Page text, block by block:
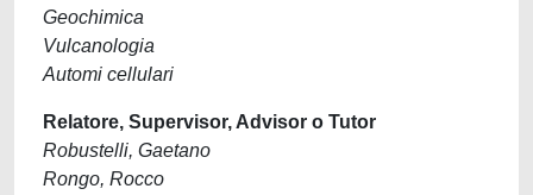
Geochimica
Vulcanologia
Automi cellulari
Relatore, Supervisor, Advisor o Tutor
Robustelli, Gaetano
Rongo, Rocco